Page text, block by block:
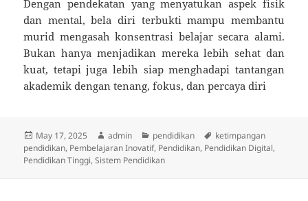
Dengan pendekatan yang menyatukan aspek fisik
dan mental, bela diri terbukti mampu membantu
murid mengasah konsentrasi belajar secara alami.
Bukan hanya menjadikan mereka lebih sehat dan
kuat, tetapi juga lebih siap menghadapi tantangan
akademik dengan tenang, fokus, dan percaya diri
Posted
on
May 17, 2025 Author
admin Categories
pendidikan Tags
ketimpangan
pendidikan, Pembelajaran Inovatif, Pendidikan, Pendidikan Digital,
Pendidikan Tinggi,Sistem Pendidikan